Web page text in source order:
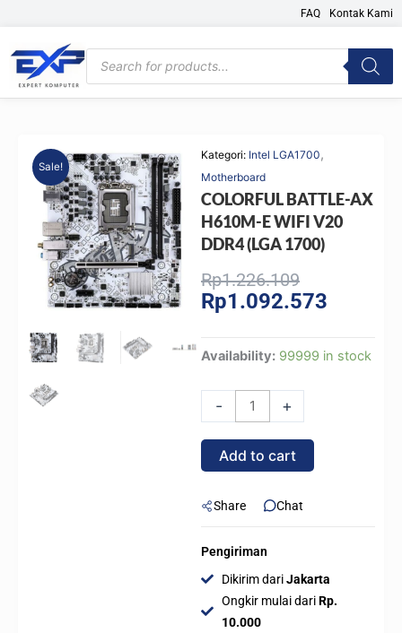
content
FAQ Kontak Kami
Products
search
Sale!
Kategori: Intel LGA1700,
Motherboard
COLORFUL BATTLE-AX
H610M-E WIFI V20
DDR4 (LGA 1700)
Rp1.226.109Original
price
Rp1.092.573
Availability: 99999 in stock
-
COLORFUL
H610M-
E
WIFI
DDR4
1700)
quantity
+
Add to cart
Share Chat
Pengiriman
Dikirim dariJakarta
Ongkir mulai dariRp.
10.000